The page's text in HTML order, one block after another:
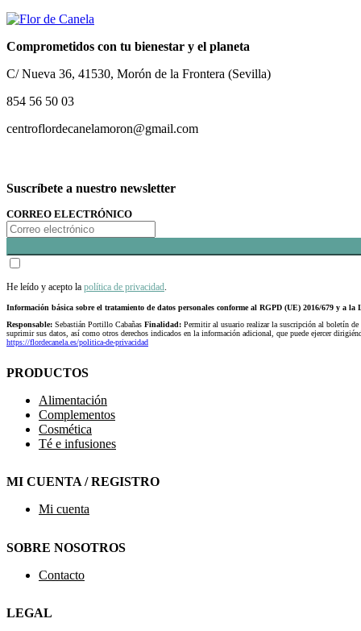
Comprometidos con tu bienestar y el planeta
C/ Nueva 36, 41530, Morón de la Frontera (Sevilla)
854 56 50 03
centroflordecanelamoron@gmail.com
Suscríbete a nuestro newsletter
CORREO ELECTRÓNICO
He leído y acepto la política de privacidad
Información básica sobre el tratamiento de datos personales conforme al RGPD (UE) 2016/679 y a la
Responsable: Sebastián Portillo Cabañas Finalidad: Permitir al usuario realizar la suscripción al boletín
suprimir sus datos, así como otros derechos indicados en la información adicional, que puede ejercer
https://flordecanela.es/politica-de-privacidad
PRODUCTOS
Alimentación
Complementos
Cosmética
Té e infusiones
MI CUENTA / REGISTRO
Mi cuenta
SOBRE NOSOTROS
Contacto
LEGAL